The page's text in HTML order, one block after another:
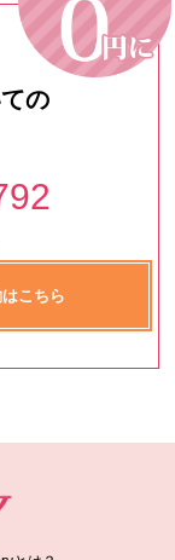
の
こちら